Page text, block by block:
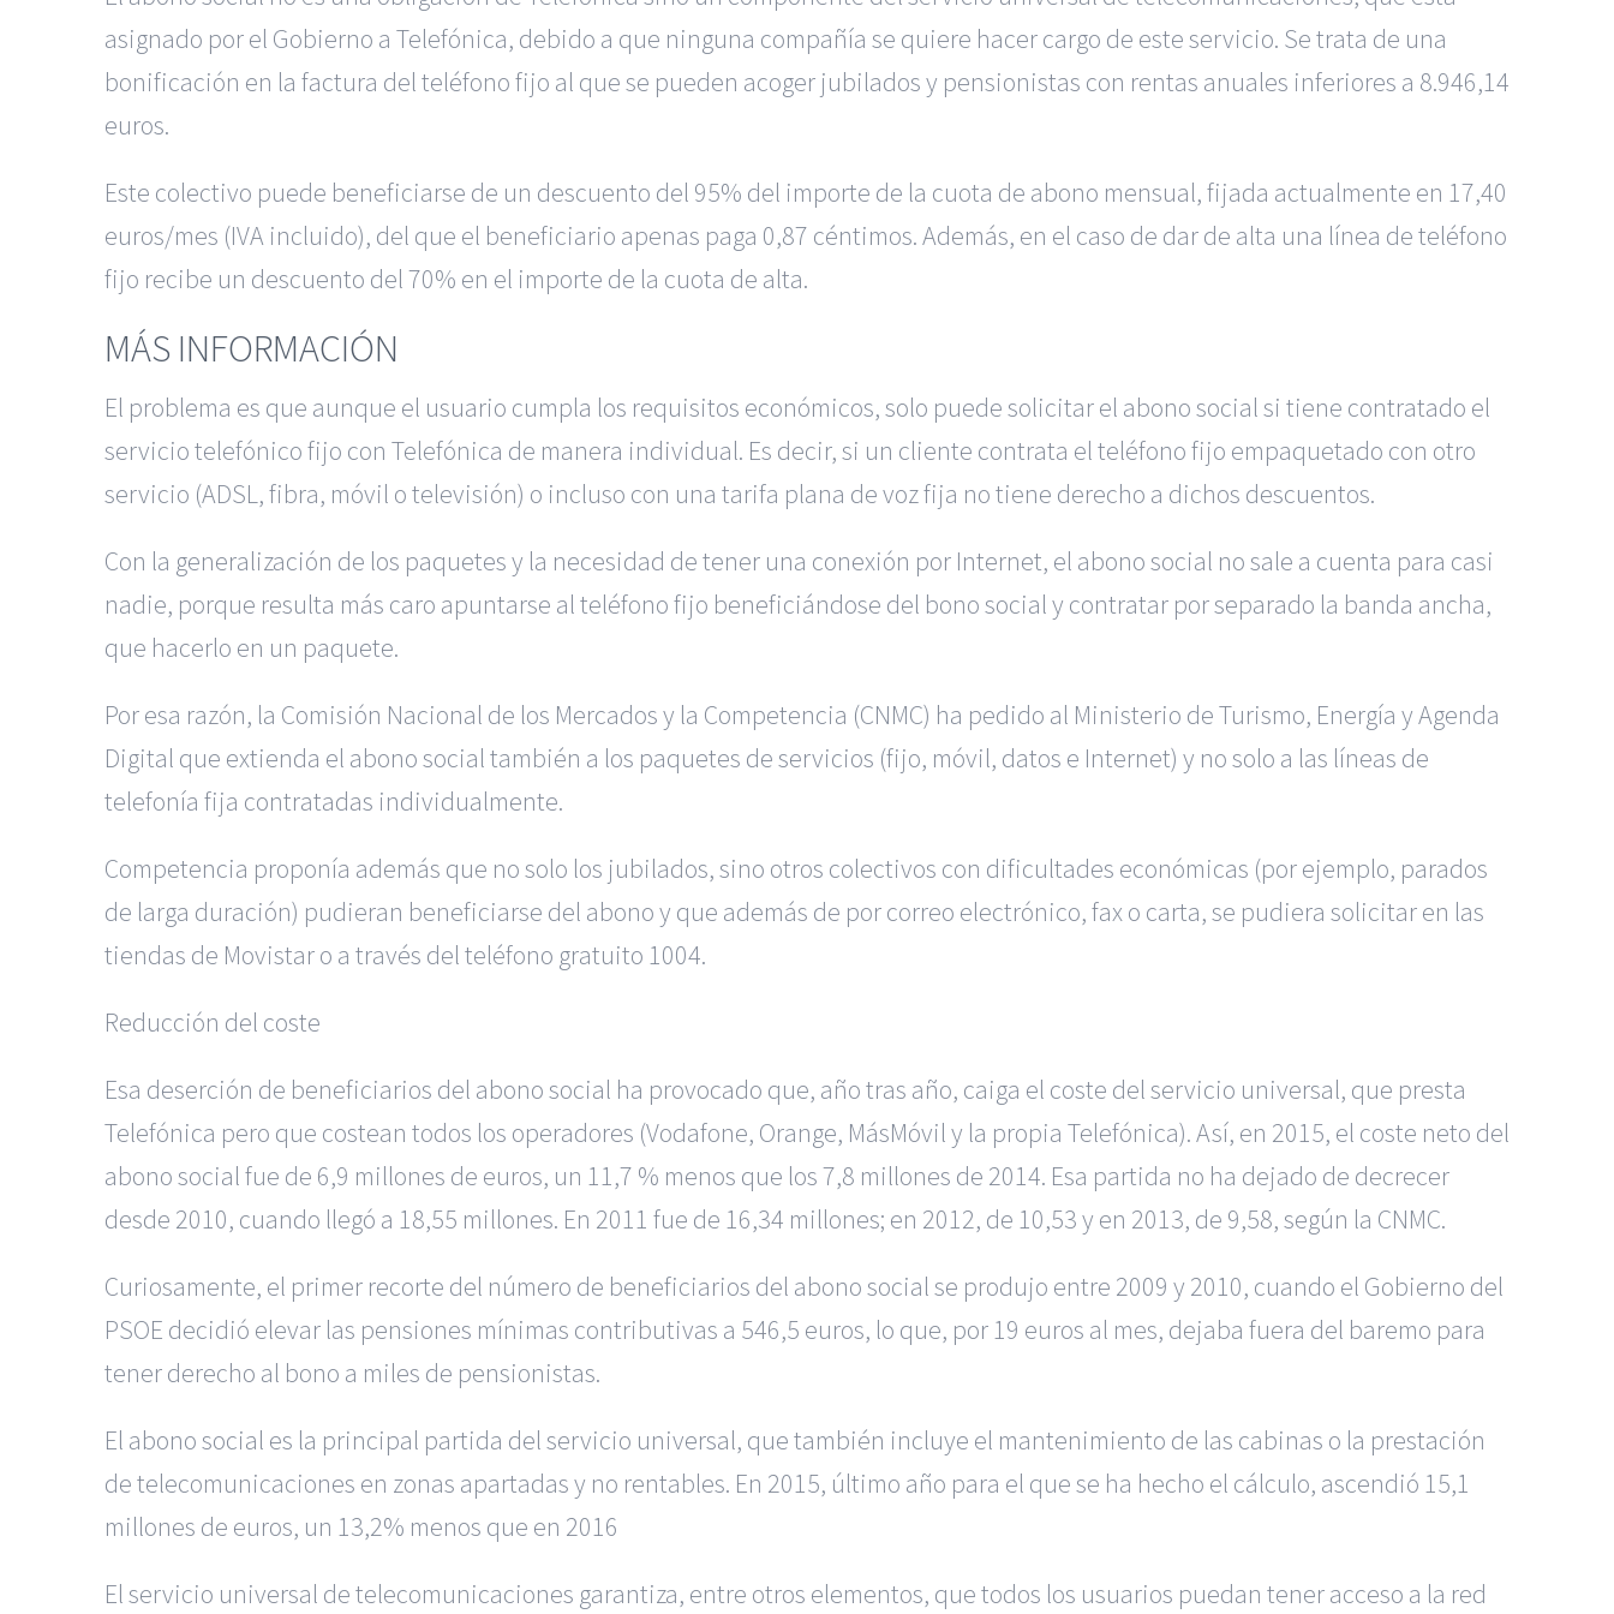
asignado por el Gobierno a Telefónica, debido a que ninguna compañía se quiere hacer cargo de este servicio. Se trata de una
bonificación en la factura del teléfono fijo al que se pueden acoger jubilados y pensionistas con rentas anuales inferiores a 8.946,14
euros.
Este colectivo puede beneficiarse de un descuento del 95% del importe de la cuota de abono mensual, fijada actualmente en 17,40
euros/mes (IVA incluido), del que el beneficiario apenas paga 0,87 céntimos. Además, en el caso de dar de alta una línea de teléfono
fijo recibe un descuento del 70% en el importe de la cuota de alta.
MÁS INFORMACIÓN
El problema es que aunque el usuario cumpla los requisitos económicos, solo puede solicitar el abono social si tiene contratado el
servicio telefónico fijo con Telefónica de manera individual. Es decir, si un cliente contrata el teléfono fijo empaquetado con otro
servicio (ADSL, fibra, móvil o televisión) o incluso con una tarifa plana de voz fija no tiene derecho a dichos descuentos.
Con la generalización de los paquetes y la necesidad de tener una conexión por Internet, el abono social no sale a cuenta para casi
nadie, porque resulta más caro apuntarse al teléfono fijo beneficiándose del bono social y contratar por separado la banda ancha,
que hacerlo en un paquete.
Por esa razón, la Comisión Nacional de los Mercados y la Competencia (CNMC) ha pedido al Ministerio de Turismo, Energía y Agenda
Digital que extienda el abono social también a los paquetes de servicios (fijo, móvil, datos e Internet) y no solo a las líneas de
telefonía fija contratadas individualmente.
Competencia proponía además que no solo los jubilados, sino otros colectivos con dificultades económicas (por ejemplo, parados
de larga duración) pudieran beneficiarse del abono y que además de por correo electrónico, fax o carta, se pudiera solicitar en las
tiendas de Movistar o a través del teléfono gratuito 1004.
Reducción del coste
Esa deserción de beneficiarios del abono social ha provocado que, año tras año, caiga el coste del servicio universal, que presta
Telefónica pero que costean todos los operadores (Vodafone, Orange, MásMóvil y la propia Telefónica). Así, en 2015, el coste neto del
abono social fue de 6,9 millones de euros, un 11,7 % menos que los 7,8 millones de 2014. Esa partida no ha dejado de decrecer
desde 2010, cuando llegó a 18,55 millones. En 2011 fue de 16,34 millones; en 2012, de 10,53 y en 2013, de 9,58, según la CNMC.
Curiosamente, el primer recorte del número de beneficiarios del abono social se produjo entre 2009 y 2010, cuando el Gobierno del
PSOE decidió elevar las pensiones mínimas contributivas a 546,5 euros, lo que, por 19 euros al mes, dejaba fuera del baremo para
tener derecho al bono a miles de pensionistas.
El abono social es la principal partida del servicio universal, que también incluye el mantenimiento de las cabinas o la prestación
de telecomunicaciones en zonas apartadas y no rentables. En 2015, último año para el que se ha hecho el cálculo, ascendió 15,1
millones de euros, un 13,2% menos que en 2016
El servicio universal de telecomunicaciones garantiza, entre otros elementos, que todos los usuarios puedan tener acceso a la red